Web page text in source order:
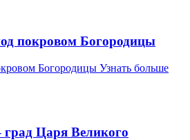
покровом Богородицы
Богородицы Узнать больше
Царя Великого